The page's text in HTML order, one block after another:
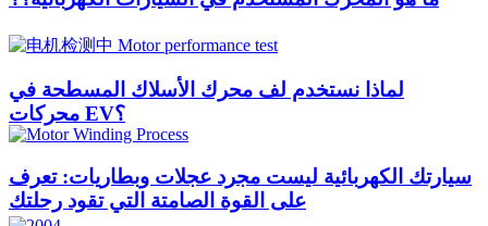
لماذا نستخدم لف محرك الأسلاك المسطحة في
محركات EV؟
سيارتك الكهربائية ليست مجرد عجلات وبطاريات: تعرف
على القوة الصامتة التي تقود رحلتك